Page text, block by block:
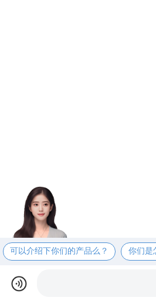
可以介绍下你们的产品么？ 你们是